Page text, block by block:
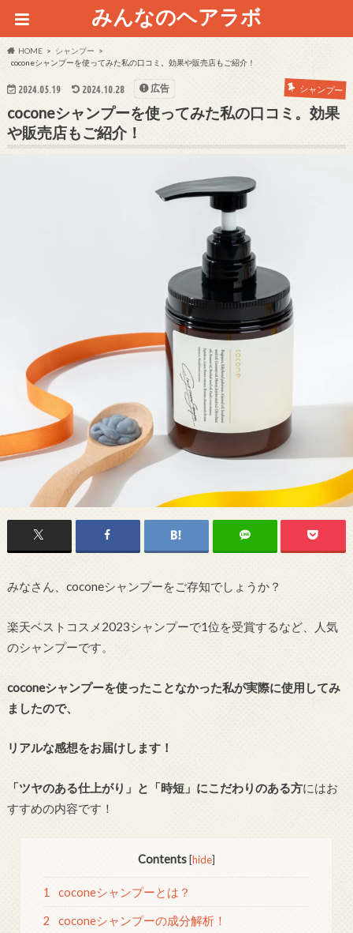
みんなのヘアラボ
HOME
シャンプー
coconeシャンプーを使ってみた私の口コミ。効果や販売店もご紹介！
2024.05.19 2024.10.28 シャンプー
広告
coconeシャンプーを使ってみた私の口コミ。効果
や販売店もご紹介！
みなさん、coconeシャンプーをご存知でしょうか？
楽天ベストコスメ2023シャンプーで1位を受賞するなど、人気
のシャンプーです。
coconeシャンプーを使ったことなかった私が実際に使用してみ
ましたので、
リアルな感想をお届けします！
「ツヤのある仕上がり」と「時短」にこだわりのある方にはお
すすめの内容です！
Contents [hide]
1 coconeシャンプーとは？
2 coconeシャンプーの成分解析！